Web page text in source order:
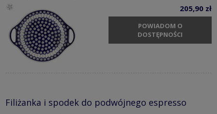
205,90 zł
POWIADOM O
DOSTĘPNOŚCI
Filiżanka i spodek do podwójnego espresso